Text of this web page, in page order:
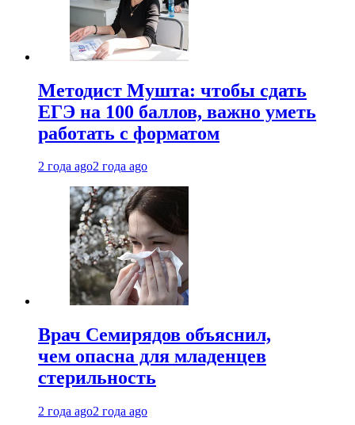
Методист Мушта: чтобы сдать
ЕГЭ на 100 баллов, важно уметь
работать с форматом
2 года ago2 года ago
Врач Семирядов объяснил,
чем опасна для младенцев
стерильность
2 года ago2 года ago